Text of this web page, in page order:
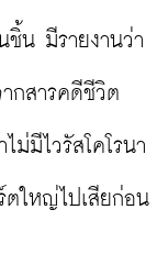
ชิ้น มีรายงานว่า
กสารคดีชีวิต
ม่มีไวรัสโคโรนา
ตใหญ่ไปเสียก่อน